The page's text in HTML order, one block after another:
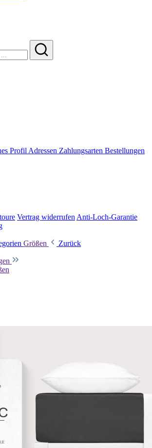
Profil Adressen Zahlungsarten Bestellungen
Vertrag widerrufen Anti-Loch-Garantie
Größen Zurück